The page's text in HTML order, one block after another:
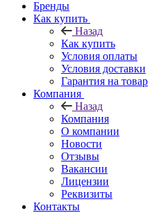
Бренды
Как купить
Назад
Как купить
Условия оплаты
Условия доставки
Гарантия на товар
Компания
Назад
Компания
О компании
Новости
Отзывы
Вакансии
Лицензии
Реквизиты
Контакты